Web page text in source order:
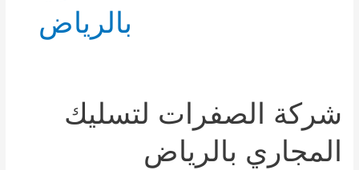
بالرياض
شركة الصفرات لتسليك
المجاري بالرياض